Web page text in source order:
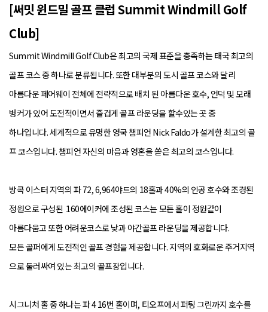
[써밋 윈드밀 골프 클럽 Summit Windmill Golf
Club]
Summit Windmill Golf Club은 최고의 국제 표준을 충족하는 태국 최고의
골프 ​​코스 중 하나로 분류됩니다. 또한 대부분의 도시 골프 코스와 달리
아름다운 페어웨이 전체에 전략적으로 배치 된 아름다운 호수, 언덕 및 모래
벙커가 있어 도전적이면서 즐겁게 골프 라운딩을 할수있는 곳 중
하나입니다. 세계적으로 유명한 영국 챔피언 Nick Faldo가 설계한 최고의 골
프 ​​코스입니다. 챔피언 자신의 마음과 영혼을 쏟은 최고의 코스입니다.
방콕 이스터 지역의 파 72, 6,964야드의 18홀과 40%의 인공 호수와 조경된
정원으로 구성된 160에이커에 조성된 코스는 모든 홀이 정원같이
아름다움고 또한 어려운코스로 낮과 야간골프 라운딩을 제공합니다.
모든 골퍼에게 도전적인 골프 경험을 제공합니다. 지역의 호화로운 주거지역
으로 둘러싸여 있는 최고의 골프장입니다.
시그니처 홀 중 하나는 파 4 16번 홀이며, 티오프에서 퍼팅 그린까지 호수를